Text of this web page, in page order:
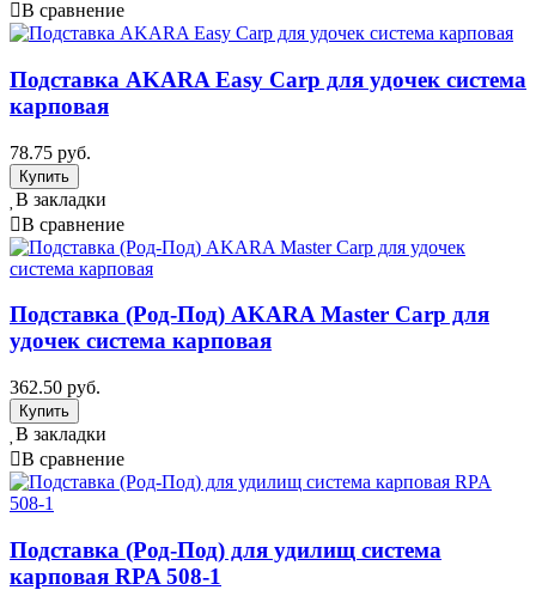
В сравнение
Подставка AKARA Easy Carp для удочек система
карповая
78.75 руб.
В закладки
В сравнение
Подставка (Род-Под) AKARA Master Carp для
удочек система карповая
362.50 руб.
В закладки
В сравнение
Подставка (Род-Под) для удилищ система
карповая RPA 508-1